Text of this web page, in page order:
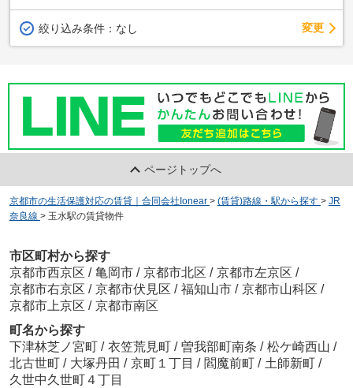
絞り込み条件： なし 変更
ページトップへ
京都市の生活保護対応の賃貸｜合同会社Ionear > (賃貸)路線・駅から探す > JR
奈良線 > 玉水駅の賃貸物件
市区町村から探す
京都市西京区 / 亀岡市 / 京都市北区 / 京都市左京区 /
京都市右京区 / 京都市伏見区 / 福知山市 / 京都市山科区 /
京都市上京区 / 京都市南区
町名から探す
下津林芝ノ宮町 / 衣笠荒見町 / 曽我部町南条 / 松ケ崎西山 /
北古世町 / 大塚丹田 / 京町１丁目 / 閻魔前町 / 土師新町 /
久世中久世町４丁目